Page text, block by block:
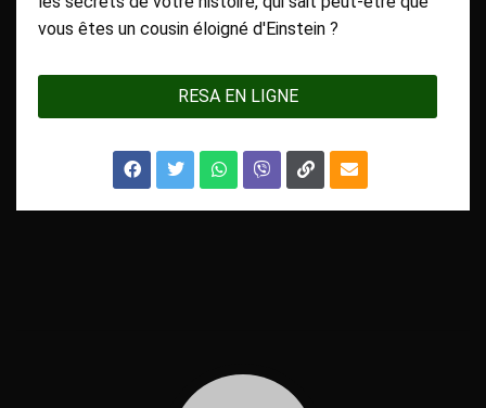
vous êtes un cousin éloigné d'Einstein ?
RESA EN LIGNE